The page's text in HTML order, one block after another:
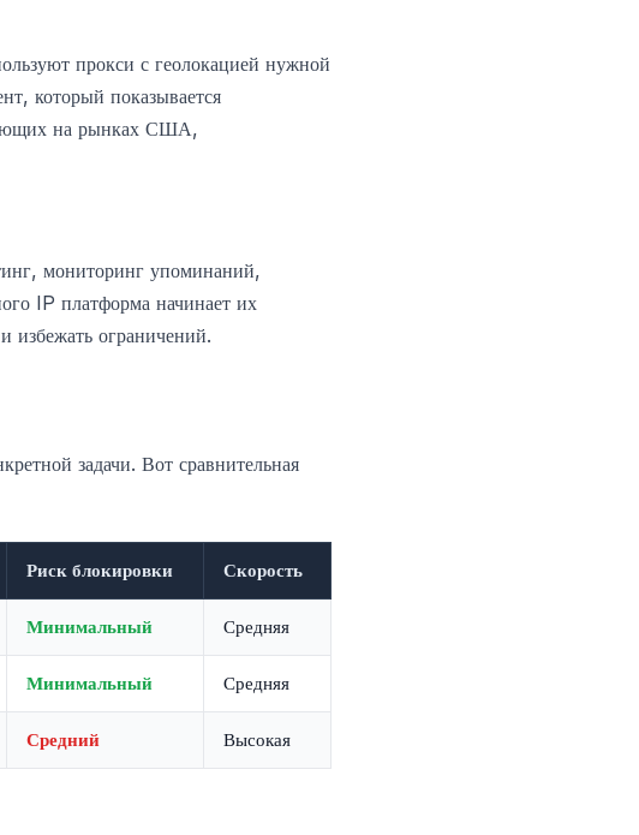
прокси с геолокацией нужной
который показывается
на рынках США,
мониторинг упоминаний,
IP платформа начинает их
избежать ограничений.
задачи. Вот сравнительная
Риск блокировки Скорость
Минимальный Средняя
Минимальный Средняя
Средний Высокая